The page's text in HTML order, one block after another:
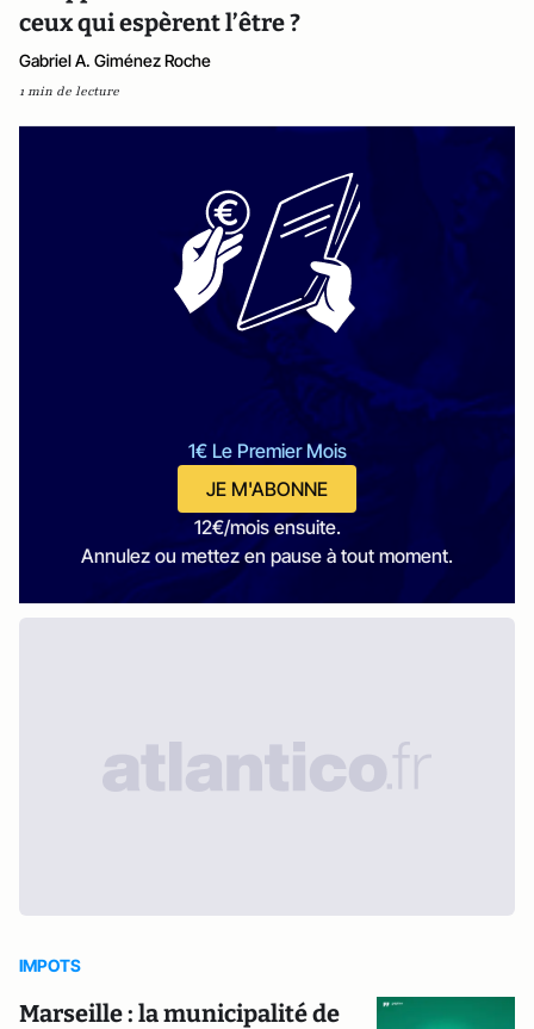
ceux qui espèrent l’être ?
Gabriel A. Giménez Roche
1 min de lecture
1€ Le Premier Mois
JE M'ABONNE
12€/mois ensuite.
Annulez ou mettez en pause à tout moment.
IMPOTS
Marseille : la municipalité de